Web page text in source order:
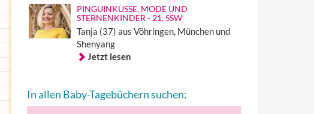
PINGUINKÜSSE, MODE UND
STERNENKINDER - 21. SSW
Tanja (37) aus Vöhringen, München und
Shenyang
Jetzt lesen
In allen Baby-Tagebüchern suchen: